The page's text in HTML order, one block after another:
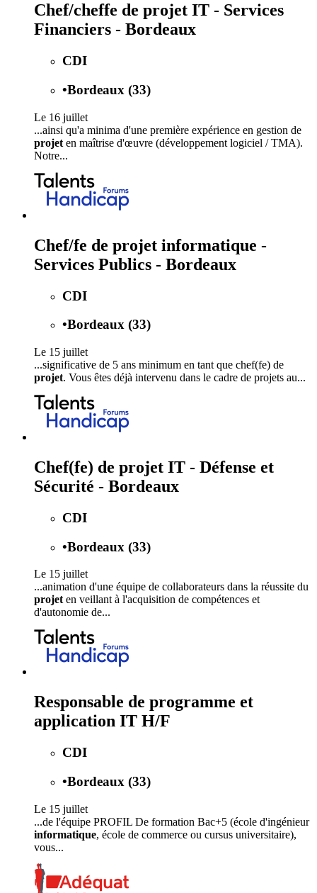
Chef/cheffe de projet IT - Services
Financiers - Bordeaux
CDI
•Bordeaux (33)
Le 16 juillet
...ainsi qu'a minima d'une première expérience en gestion de
projet en maîtrise d'œuvre (développement logiciel / TMA).
Notre...
Chef/fe de projet informatique -
Services Publics - Bordeaux
CDI
•Bordeaux (33)
Le 15 juillet
...significative de 5 ans minimum en tant que chef(fe) de
projet. Vous êtes déjà intervenu dans le cadre de projets au...
Chef(fe) de projet IT - Défense et
Sécurité - Bordeaux
CDI
•Bordeaux (33)
Le 15 juillet
...animation d'une équipe de collaborateurs dans la réussite du
projet en veillant à l'acquisition de compétences et
d'autonomie de...
Responsable de programme et
application IT H/F
CDI
•Bordeaux (33)
Le 15 juillet
...de l'équipe PROFIL De formation Bac+5 (école d'ingénieur
informatique, école de commerce ou cursus universitaire),
vous...